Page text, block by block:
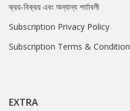
ক্রয়-বিক্রয় এবং অন্যান্য শর্তাবলী
Subscription Privacy Policy
Subscription Terms & Condition
EXTRA